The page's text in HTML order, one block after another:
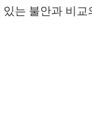
는 불안과 비